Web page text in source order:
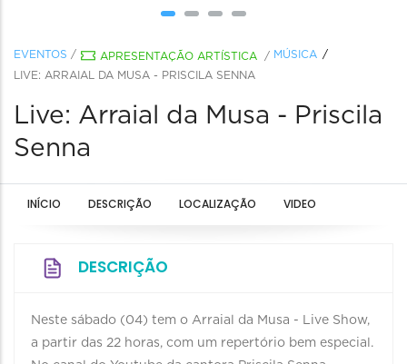
EVENTOS / APRESENTAÇÃO ARTÍSTICA / MÚSICA
LIVE: ARRAIAL DA MUSA - PRISCILA SENNA
Live: Arraial da Musa - Priscila
Senna
INÍCIO DESCRIÇÃO LOCALIZAÇÃO VIDEO
DESCRIÇÃO
Neste sábado (04) tem o Arraial da Musa - Live Show,
a partir das 22 horas, com um repertório bem especial.